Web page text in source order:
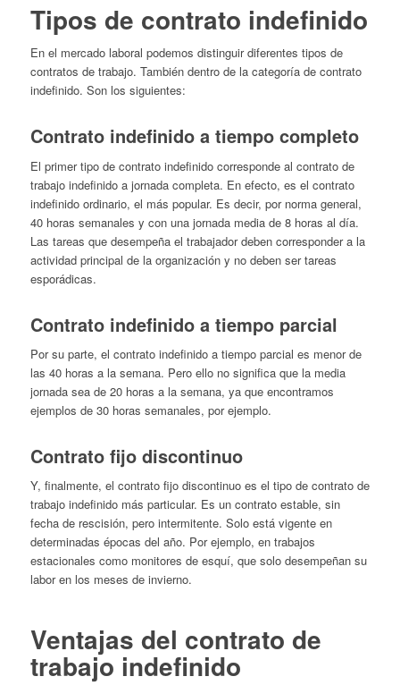
Tipos de contrato indefinido
En el mercado laboral podemos distinguir diferentes tipos de
contratos de trabajo. También dentro de la categoría de contrato
indefinido. Son los siguientes:
Contrato indefinido a tiempo completo
El primer tipo de contrato indefinido corresponde al contrato de
trabajo indefinido a jornada completa. En efecto, es el contrato
indefinido ordinario, el más popular. Es decir, por norma general,
40 horas semanales y con una jornada media de 8 horas al día.
Las tareas que desempeña el trabajador deben corresponder a la
actividad principal de la organización y no deben ser tareas
esporádicas.
Contrato indefinido a tiempo parcial
Por su parte, el contrato indefinido a tiempo parcial es menor de
las 40 horas a la semana. Pero ello no significa que la media
jornada sea de 20 horas a la semana, ya que encontramos
ejemplos de 30 horas semanales, por ejemplo.
Contrato fijo discontinuo
Y, finalmente, el contrato fijo discontinuo es el tipo de contrato de
trabajo indefinido más particular. Es un contrato estable, sin
fecha de rescisión, pero intermitente. Solo está vigente en
determinadas épocas del año. Por ejemplo, en trabajos
estacionales como monitores de esquí, que solo desempeñan su
labor en los meses de invierno.
Ventajas del contrato de
trabajo indefinido